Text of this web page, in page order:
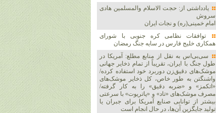
یادداشتی از: حجت الاسلام والمسلمین هادی
سروش
امام خمینی(ره) و نجات ایران
توافقات نظامی کره جنوبی با شورای
همکاری خلیج فارس در سایه جنگ رمضان
سی‌بی‌اس به نقل از منابع مطلع: آمریکا در
طول جنگ با ایران، تقریباً از تمام ذخایر جهانی
موشک‌های دقیق‌زن دوربرد خود استفاده کرده/
واشنگتن به طور خاص، کل ذخایر موشک‌های
«اتکمز» و «ضربه دقیق» را به کار گرفته/
مصرف موشک‌های «تاد» و «پاتریوت» با سرعتی
بیشتر از توانایی صنایع آمریکا برای جبران یا
تولید جایگزین آن‌ها، در حال انجام است